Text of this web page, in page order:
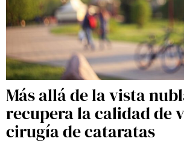
Más allá de la vista
recupera la calidad de
cirugía de cataratas